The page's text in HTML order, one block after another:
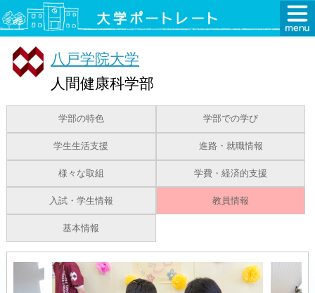
八戸学院大学
人間健康科学部
学部の特色 学部での学び
学生生活支援 進路・就職情報
様々な取組 学費・経済的支援
入試・学生情報 教員情報
基本情報